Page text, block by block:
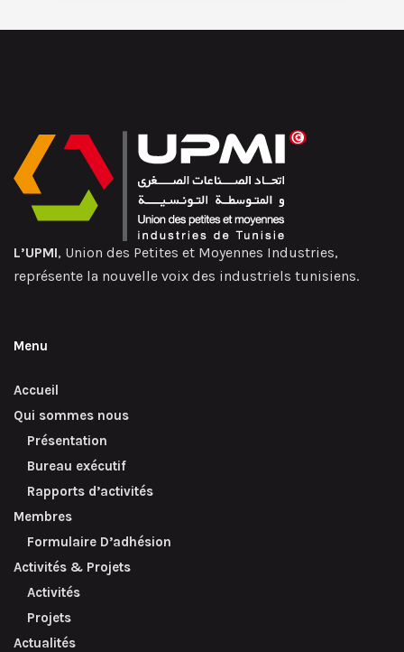
L’UPMI, Union des Petites et Moyennes Industries,
représente la nouvelle voix des industriels tunisiens.
Menu
Accueil
Qui sommes nous
Présentation
Bureau exécutif
Rapports d’activités
Membres
Formulaire D’adhésion
Activités & Projets
Activités
Projets
Actualités